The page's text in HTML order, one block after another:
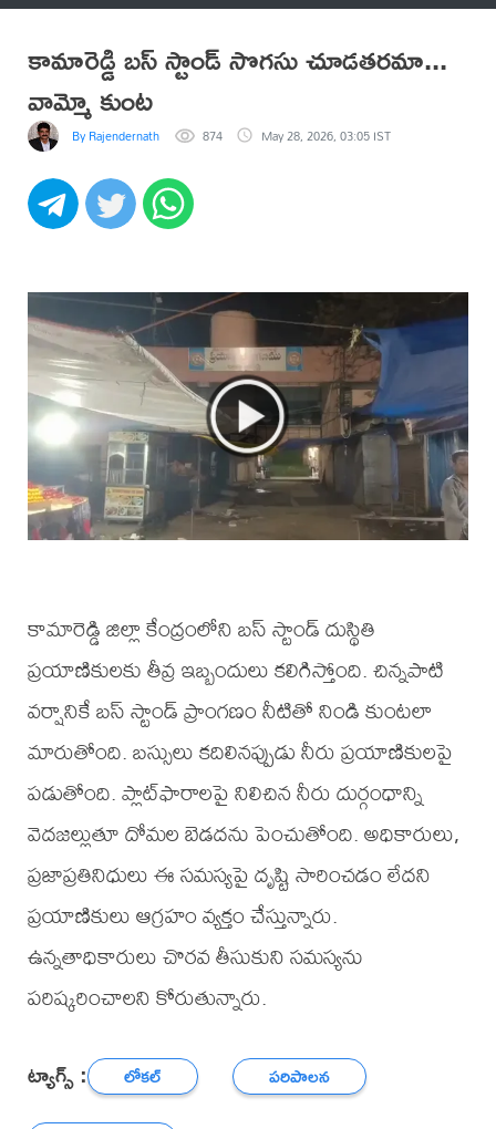
కామారెడ్డి బస్ స్టాండ్ సొగసు చూడతరమా...
వామ్మో కుంట
By Rajendernath 874 May 28, 2026, 03:05 IST
కామారెడ్డి జిల్లా కేంద్రంలోని బస్ స్టాండ్ దుస్థితి
ప్రయాణికులకు తీవ్ర ఇబ్బందులు కలిగిస్తోంది. చిన్నపాటి
వర్షానికే బస్ స్టాండ్ ప్రాంగణం నీటితో నిండి కుంటలా
మారుతోంది. బస్సులు కదిలినప్పుడు నీరు ప్రయాణికులపై
పడుతోంది. ప్లాట్‌ఫారాలపై నిలిచిన నీరు దుర్గంధాన్ని
వెదజల్లుతూ దోమల బెడదను పెంచుతోంది. అధికారులు,
ప్రజాప్రతినిధులు ఈ సమస్యపై దృష్టి సారించడం లేదని
ప్రయాణికులు ఆగ్రహం వ్యక్తం చేస్తున్నారు.
ఉన్నతాధికారులు చొరవ తీసుకుని సమస్యను
పరిష్కరించాలని కోరుతున్నారు.
ట్యాగ్స్ : లోకల్
పరిపాలన